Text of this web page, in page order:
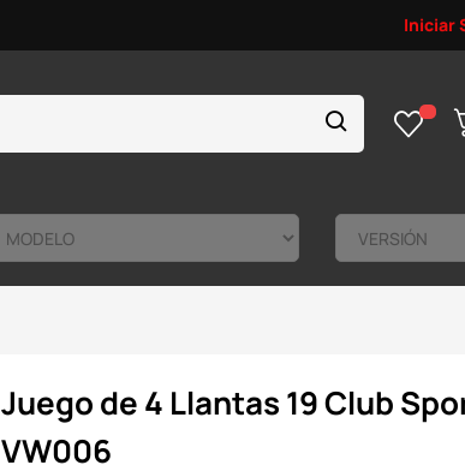
Iniciar
Juego de 4 Llantas 19 Club
VW006